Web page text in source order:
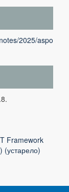
2025/aspo
Framework
(устарело)